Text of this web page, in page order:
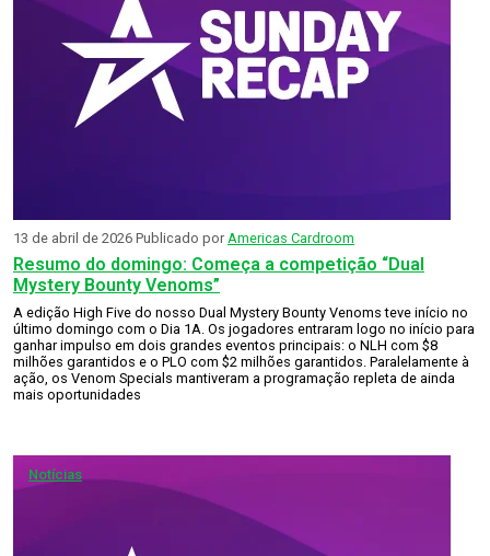
Resumo do domingo: Começa a competição “Dual
Mystery Bounty Venoms”
13 de abril de 2026 Publicado por Americas Cardroom
A edição High Five do nosso Dual Mystery Bounty Venoms teve início no
último domingo com o Dia 1A. Os jogadores entraram logo no início para
ganhar impulso em dois grandes eventos principais: o NLH com $8
milhões garantidos e o PLO com $2 milhões garantidos. Paralelamente à
ação, os Venom Specials mantiveram a programação repleta de ainda
mais oportunidades
Notícias